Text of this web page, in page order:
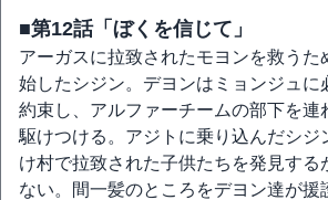
■第12話「ぼくを信じて」
アーガスに拉致されたモヨンを救うた
始したシジン。デヨンはミョンジュに
約束し、アルファーチームの部下を連
駆けつける。アジトに乗り込んだシジ
け村で拉致された子供たちを発見する
ない。間一髪のところをデヨン達が援